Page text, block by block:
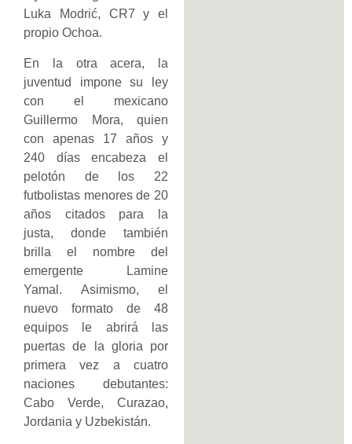
Luka Modrić, CR7 y el
propio Ochoa.
En la otra acera, la
juventud impone su ley
con el mexicano
Guillermo Mora, quien
con apenas 17 años y
240 días encabeza el
pelotón de los 22
futbolistas menores de 20
años citados para la
justa, donde también
brilla el nombre del
emergente Lamine
Yamal. Asimismo, el
nuevo formato de 48
equipos le abrirá las
puertas de la gloria por
primera vez a cuatro
naciones debutantes:
Cabo Verde, Curazao,
Jordania y Uzbekistán.